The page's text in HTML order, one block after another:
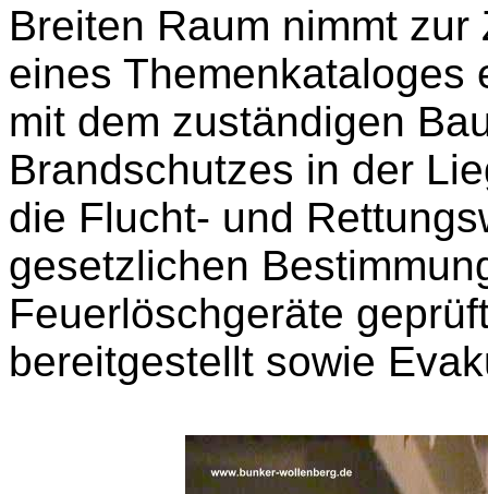
Breiten Raum nimmt
eines Themenkataloges
mit dem zuständigen
Brandschutzes in der
die Flucht- und
gesetzlichen
Feuerlöschgeräte
bereitgestellt sowie